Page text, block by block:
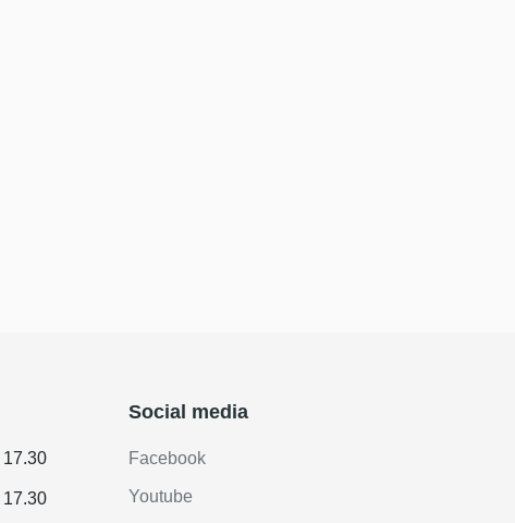
17.30
17.30
Social media
Facebook
Youtube